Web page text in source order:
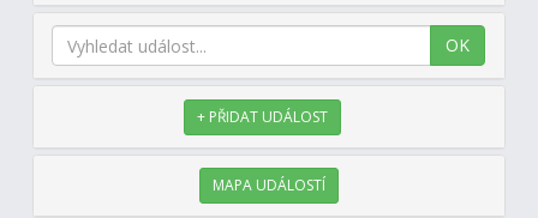
OK
+ PŘIDAT UDÁLOST
MAPA UDÁLOSTÍ